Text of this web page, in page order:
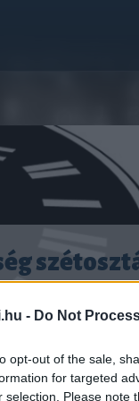
- Do Not
opt-out of the sale,
for targeted
selection. Please note
ESŐ BENZIN